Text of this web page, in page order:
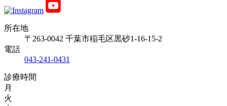
所在地
〒263-0042 千葉市稲毛区黒砂1-16-15-2
電話
043-241-0431
診療時間
月
火